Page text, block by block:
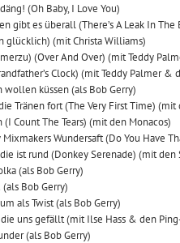
(Oh Baby, I Love You)
gibt es überall (There’s A Leak In The
glücklich) (mit Christa Williams)
(Over And Over) (mit Teddy
Clock) (mit Teddy Palmer &
wollen küssen (als Bob Gerry)
Tränen fort (The Very First Time) (mit
(I Count The Tears) (mit den Monacos)
Mixmakers Wundersaft (Do You Have
ist rund (Donkey Serenade) (mit den
(als Bob Gerry)
Bob Gerry)
als Twist (als Bob Gerry)
die uns gefällt (mit Ilse Hass & den
(als Bob Gerry)